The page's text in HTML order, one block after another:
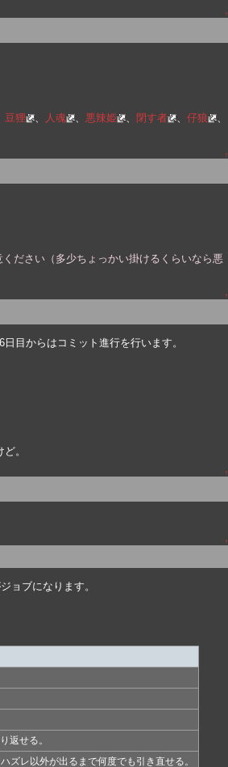
↑
豆狸 、 人魂 、 悪辣姫 、 閉す者 、 仔狼
、
↑
ださい（多少ちょっかい掛けるくらいなら悪
↑
目からはコミット進行を行います。
。
↑
↑
ョブになります。
返せる。
レ以外が出るまで何度でも引き直せる。